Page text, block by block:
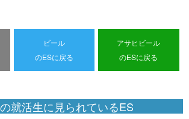
ビール
のESに戻る
アサヒビール
のESに戻る
就活生に見られているES